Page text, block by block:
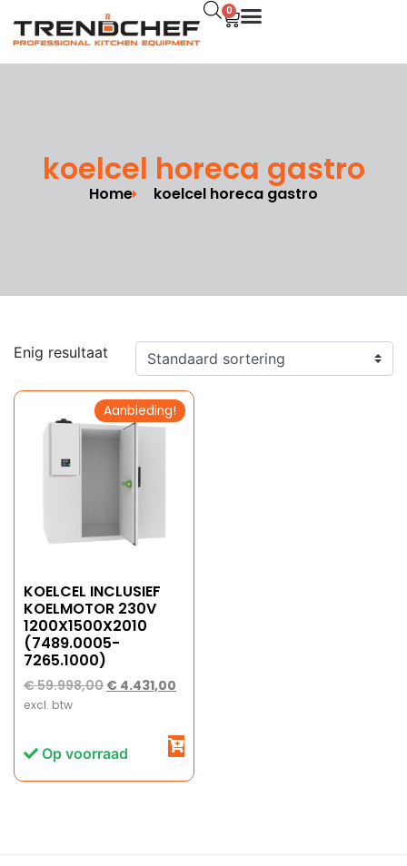
0
koelcel horeca gastro
Home koelcel horeca gastro
Enig resultaat
Aanbieding!
KOELCEL INCLUSIEF
KOELMOTOR 230V
1200X1500X2010
(7489.0005-
7265.1000)
€59.998,00 € 4.431,00
excl. btw
Op voorraad